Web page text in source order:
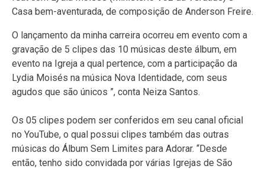
Casa bem-aventurada, de composição de Anderson Freire.
O lançamento da minha carreira ocorreu em evento com a
gravação de 5 clipes das 10 músicas deste álbum, em
evento na Igreja a qual pertence, com a participação da
Lydia Moisés na música Nova Identidade, com seus
agudos que são únicos ”, conta Neiza Santos.
Os 05 clipes podem ser conferidos em seu canal oficial
no YouTube, o qual possui clipes também das outras
músicas do Álbum Sem Limites para Adorar. “Desde
então, tenho sido convidada por várias Igrejas de São